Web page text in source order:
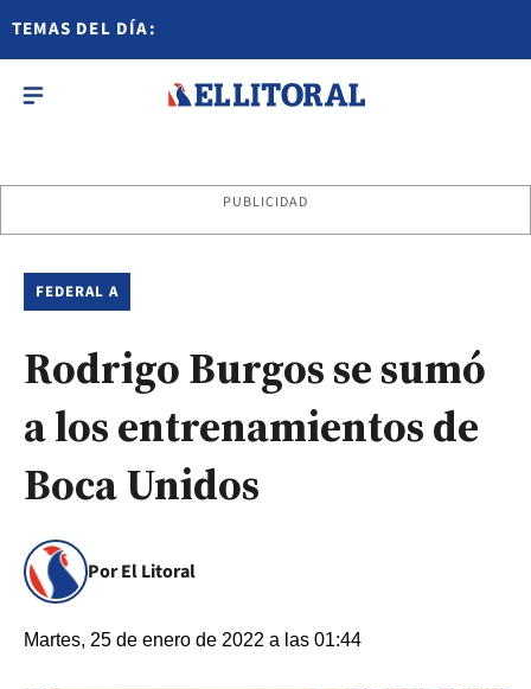
TEMAS DEL DÍA:
PUBLICIDAD
FEDERAL A
Rodrigo Burgos se sumó
a los entrenamientos de
Boca Unidos
Por El Litoral
Martes, 25 de enero de 2022 a las 01:44